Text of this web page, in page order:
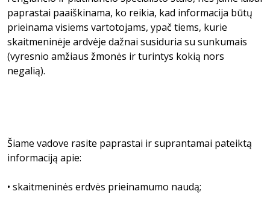
paprastai paaiškinama, ko reikia, kad informacija būtų
prieinama visiems vartotojams, ypač tiems, kurie
skaitmeninėje ardvėje dažnai susiduria su sunkumais
(vyresnio amžiaus žmonės ir turintys kokią nors
negalią).
Šiame vadove rasite paprastai ir suprantamai pateiktą
informaciją apie:
• skaitmeninės erdvės prieinamumo naudą;